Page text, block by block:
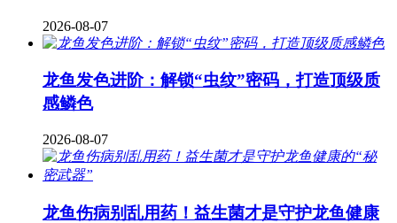
2026-08-07
龙鱼发色进阶：解锁“虫纹”密码，打造顶级质
感鳞色
2026-08-07
龙鱼伤病别乱用药！益生菌才是守护龙鱼健康